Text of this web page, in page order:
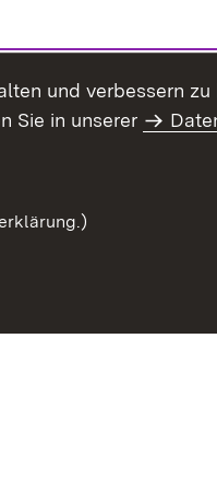
und verbessern
Sie in unserer